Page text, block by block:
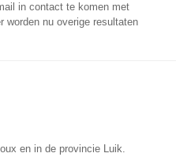
in contact te komen met
worden nu overige resultaten
en in de provincie Luik.